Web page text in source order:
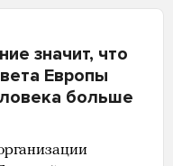
значит, что
Европы
больше